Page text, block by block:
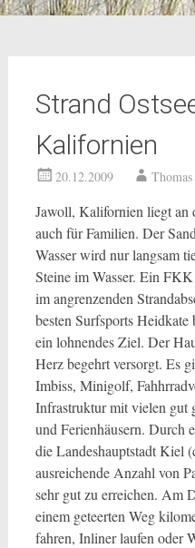
Strand
Kalifornien
20.12.2009 Thomas
Jawoll, Kalifornien liegt an
auch für Familien. Der
Wasser wird nur langsam
Steine im Wasser. Ein
im angrenzenden
besten Surfsports Heidkate
ein lohnendes Ziel. Der
Herz begehrt versorgt. Es
Imbiss, Minigolf,
Infrastruktur mit vielen gut
und Ferienhäusern. Durch
die Landeshauptstadt Kiel
ausreichende Anzahl von
sehr gut zu erreichen. Am
einem geteerten Weg
fahren, Inliner laufen oder